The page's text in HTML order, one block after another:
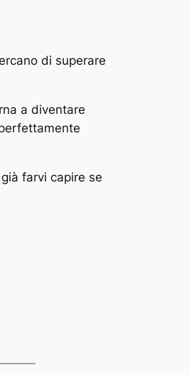
di superare
a diventare
farvi capire se